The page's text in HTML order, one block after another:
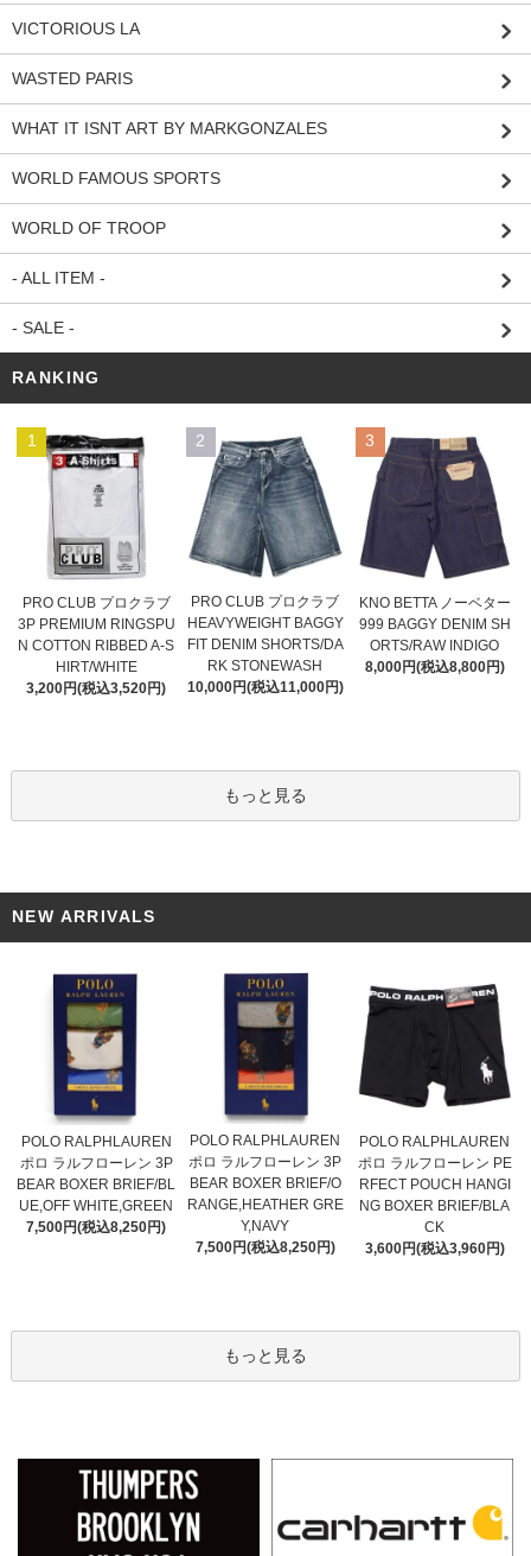
VICTORIOUS LA
WASTED PARIS
WHAT IT ISNT ART BY MARKGONZALES
WORLD FAMOUS SPORTS
WORLD OF TROOP
- ALL ITEM -
- SALE -
RANKING
1
PRO CLUB プロクラブ
3P PREMIUM RINGSPU
N COTTON RIBBED A-S
HIRT/WHITE
3,200円(税込3,520円)
2
PRO CLUB プロクラブ
HEAVYWEIGHT BAGGY
FIT DENIM SHORTS/DA
RK STONEWASH
10,000円(税込11,000円)
3
KNO BETTA ノーベター
999 BAGGY DENIM SH
ORTS/RAW INDIGO
8,000円(税込8,800円)
もっと見る
NEW ARRIVALS
POLO RALPHLAUREN
ポロ ラルフローレン 3P
BEAR BOXER BRIEF/BL
UE,OFF WHITE,GREEN
7,500円(税込8,250円)
POLO RALPHLAUREN
ポロ ラルフローレン 3P
BEAR BOXER BRIEF/O
RANGE,HEATHER GRE
Y,NAVY
7,500円(税込8,250円)
POLO RALPHLAUREN
ポロ ラルフローレン PE
RFECT POUCH HANGI
NG BOXER BRIEF/BLA
CK
3,600円(税込3,960円)
もっと見る